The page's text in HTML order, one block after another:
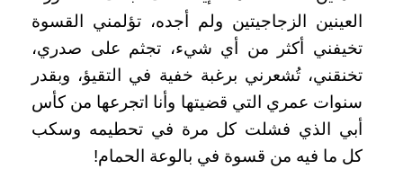
العينين الزجاجيتين ولم أجده، تؤلمني القسوة
تخيفني أكثر من أي شيء، تجثم على صدري،
تخنقني، تُشعرني برغبة خفية في التقيؤ، وبقدر
سنوات عمري التي قضيتها وأنا اتجرعها من كأس
أبي الذي فشلت كل مرة في تحطيمه وسكب
كل ما فيه من قسوة في بالوعة الحمام!